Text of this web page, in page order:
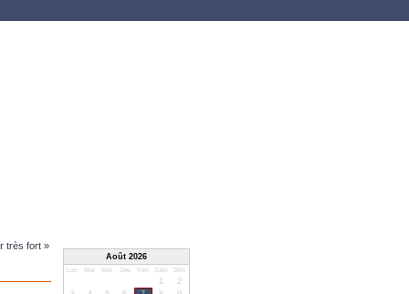
très fort »
Août 2026
Lun Mar Mer Jeu Ven Sam Dim
1
2